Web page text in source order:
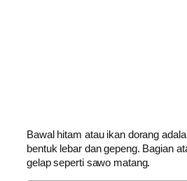
Bawal hitam atau ikan dorang
bentuk lebar dan gepeng. Bagian
gelap seperti sawo matang.